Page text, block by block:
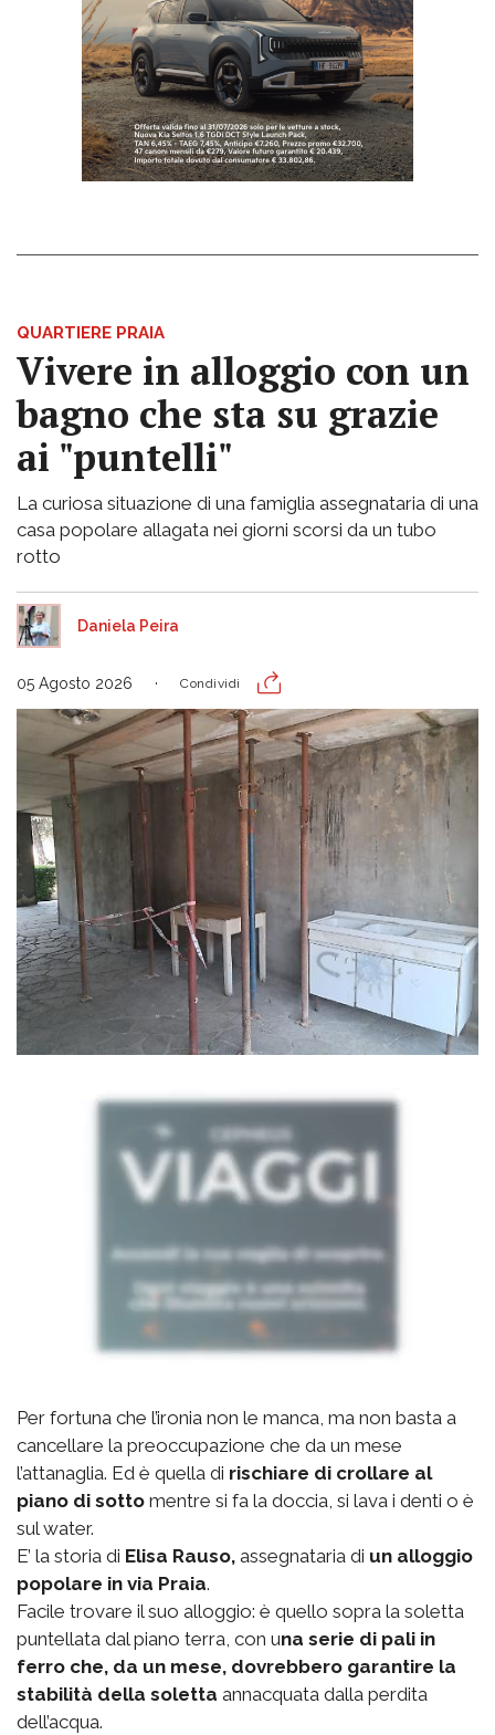
QUARTIERE PRAIA
Vivere in alloggio con un
bagno che sta su grazie
ai "puntelli"
La curiosa situazione di una famiglia assegnataria di una
casa popolare allagata nei giorni scorsi da un tubo
rotto
Daniela Peira
05 Agosto 2026 Condividi
Per fortuna che l’ironia non le manca, ma non basta a
cancellare la preoccupazione che da un mese
l’attanaglia. Ed è quella di rischiare di crollare al
piano di sotto mentre si fa la doccia, si lava i denti o è
sul water.
E’ la storia di Elisa Rauso, assegnataria di un alloggio
popolare in via Praia.
Facile trovare il suo alloggio: è quello sopra la soletta
puntellata dal piano terra, con una serie di pali in
ferro che, da un mese, dovrebbero garantire la
stabilità della soletta annacquata dalla perdita
dell’acqua.